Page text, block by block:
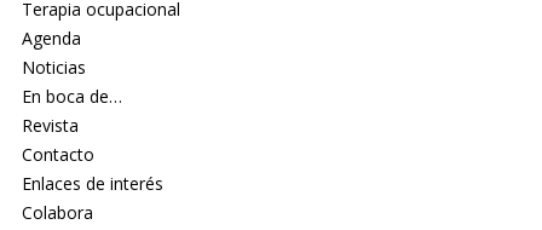
Terapia ocupacional
Agenda
Noticias
En boca de…
Revista
Contacto
Enlaces de interés
Colabora